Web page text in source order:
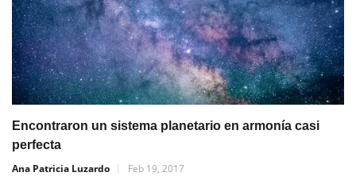
Encontraron un sistema planetario en armonía casi
perfecta
Ana Patricia Luzardo
Feb 19, 2017